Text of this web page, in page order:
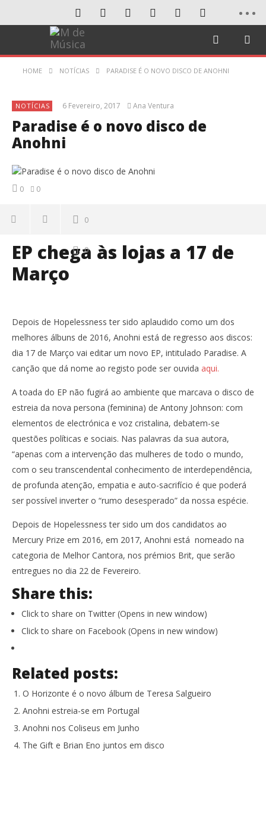
HOME NOTÍCIAS PARADISE É O NOVO DISCO DE ANOHNI
NOTÍCIAS 6 Fevereiro, 2017 Ana Ventura
Paradise é o novo disco de
Anohni
0 0
0
0
EP chega às lojas a 17 de
Março
Depois de Hopelessness ter sido aplaudido como um dos
melhores álbuns de 2016, Anohni está de regresso aos discos:
dia 17 de Março vai editar um novo EP, intitulado Paradise. A
canção que dá nome ao registo pode ser ouvida aqui.
A toada do EP não fugirá ao ambiente que marcava o disco de
estreia da nova persona (feminina) de Antony Johnson: com
elementos de electrónica e voz cristalina, debatem-se
questões políticas e sociais. Nas palavras da sua autora,
“apenas com a intervenção das mulheres de todo o mundo,
com o seu transcendental conhecimento de interdependência,
de profunda atenção, empatia e auto-sacrifício é que poderá
ser possível inverter o “rumo desesperado” da nossa espécie.
Depois de Hopelessness ter sido um dos candidatos ao
Mercury Prize em 2016, em 2017, Anohni está nomeado na
categoria de Melhor Cantora, nos prémios Brit, que serão
entregues no dia 22 de Fevereiro.
Share this:
Click to share on Twitter (Opens in new window)
Click to share on Facebook (Opens in new window)
Related posts:
O Horizonte é o novo álbum de Teresa Salgueiro
Anohni estreia-se em Portugal
Anohni nos Coliseus em Junho
The Gift e Brian Eno juntos em disco